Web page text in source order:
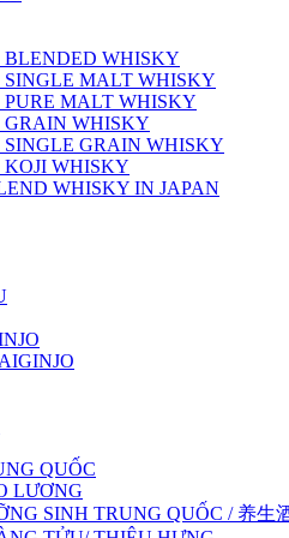
BLENDED WHISKY
SINGLE MALT WHISKY
PURE MALT WHISKY
GRAIN WHISKY
SINGLE GRAIN WHISKY
KOJI WHISKY
WHISKY IN JAPAN
QUỐC
LƯƠNG
SINH TRUNG QUỐC / 养生